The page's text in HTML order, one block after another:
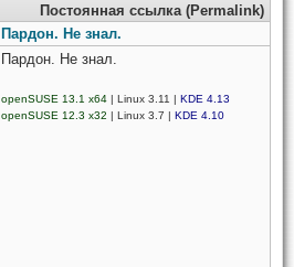
Постоянная ссылка (Permalink)
Пардон. Не знал.
Пардон. Не знал.
openSUSE 13.1 x64 | Linux 3.11 | KDE 4.13
openSUSE 12.3 x32 | Linux 3.7 | KDE 4.10